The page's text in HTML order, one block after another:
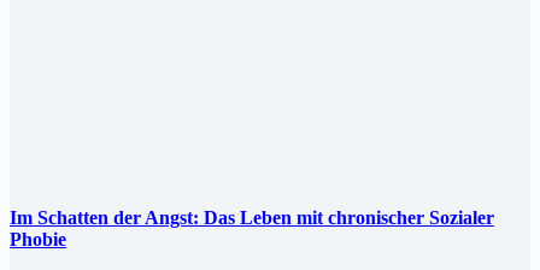
Im Schatten der Angst: Das Leben mit chronischer Sozialer
Phobie